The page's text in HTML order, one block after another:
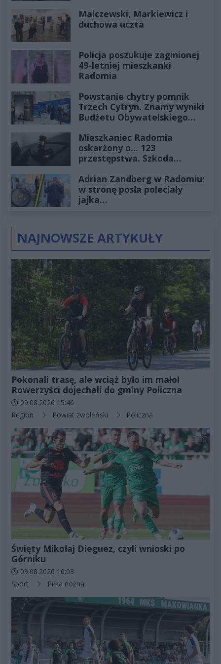
Malczewski, Markiewicz i
duchowa uczta
Policja poszukuje zaginionej
49-letniej mieszkanki
Radomia
Powstanie chytry pomnik
Trzech Cytryn. Znamy wyniki
Budżetu Obywatelskiego
Mieszkaniec Radomia
oskarżony o... 123
przestępstwa. Szkoda
złotych
Adrian Zandberg w Radomiu:
w stronę posła poleciały
jajka…
NAJNOWSZE ARTYKUŁY
Pokonali trasę, ale wciąż było im mało!
Rowerzyści dojechali do gminy Policzna
Data dodania artykułu:
09.08.2026 15:46
Kategorie artykułu:
Region Powiat zwoleński Policzna
Święty Mikołaj Dieguez, czyli wnioski po
Górniku
Data dodania artykułu:
09.08.2026 10:03
Kategorie artykułu:
Sport Piłka nożna